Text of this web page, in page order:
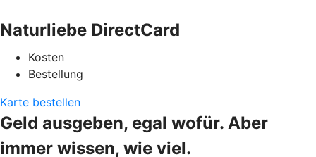
Naturliebe DirectCard
Kosten
Bestellung
Karte bestellen
Geld ausgeben, egal wofür. Aber
immer wissen, wie viel.